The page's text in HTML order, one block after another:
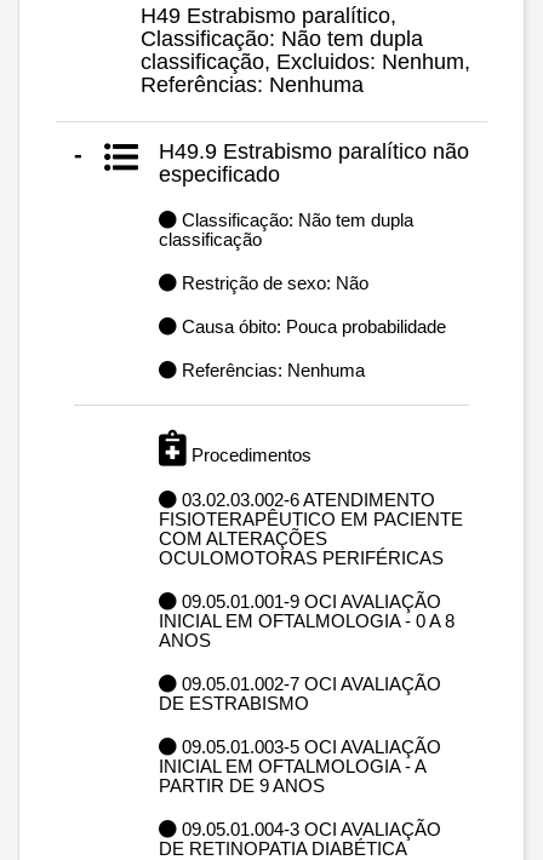
H49 Estrabismo paralítico,
Classificação: Não tem dupla
classificação, Excluidos: Nenhum,
Referências: Nenhuma
-
H49.9 Estrabismo paralítico não
especificado
Classificação: Não tem dupla
classificação
Restrição de sexo: Não
Causa óbito: Pouca probabilidade
Referências: Nenhuma
Procedimentos
03.02.03.002-6 ATENDIMENTO
FISIOTERAPÊUTICO EM PACIENTE
COM ALTERAÇÕES
OCULOMOTORAS PERIFÉRICAS
09.05.01.001-9 OCI AVALIAÇÃO
INICIAL EM OFTALMOLOGIA - 0 A 8
ANOS
09.05.01.002-7 OCI AVALIAÇÃO
DE ESTRABISMO
09.05.01.003-5 OCI AVALIAÇÃO
INICIAL EM OFTALMOLOGIA - A
PARTIR DE 9 ANOS
09.05.01.004-3 OCI AVALIAÇÃO
DE RETINOPATIA DIABÉTICA